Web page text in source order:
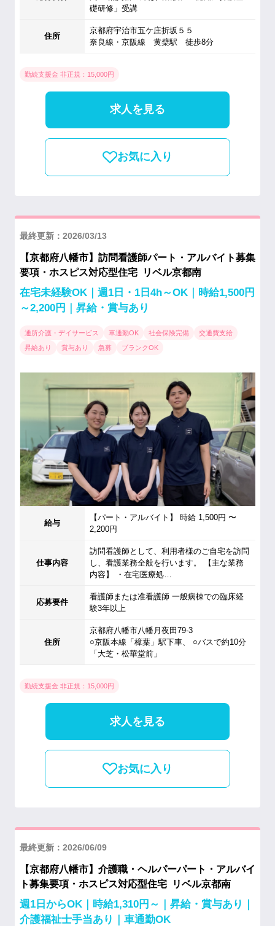
礎研修」受講
住所
京都府宇治市五ケ庄折坂５５
奈良線・京阪線 黄檗駅 徒歩8分
勤続支援金 非正規：15,000円
求人を見る
お気に入り
最終更新：2026/03/13
【京都府八幡市】訪問看護師パート・アルバイト募集
要項・ホスピス対応型住宅 リベル京都南
在宅未経験OK｜週1日・1日4h～OK｜時給1,500円
～2,200円｜昇給・賞与あり
通所介護・デイサービス 車通勤OK 社会保険完備
交通費支給
昇給あり
賞与あり 急募 ブランクOK
給与
【パート・アルバイト】 時給 1,500円 〜
2,200円
仕事内容
訪問看護師として、利用者様のご自宅を訪問
し、看護業務全般を行います。 【主な業務
内容】 ・在宅医療処…
応募要件
看護師または准看護師 一般病棟での臨床経
験3年以上
住所
京都府八幡市八幡月夜田79-3
○京阪本線「樟葉」駅下車、 ○バスで約10分
「大芝・松華堂前」
勤続支援金 非正規：15,000円
求人を見る
お気に入り
最終更新：2026/06/09
【京都府八幡市】介護職・ヘルパーパート・アルバイ
ト募集要項・ホスピス対応型住宅 リベル京都南
週1日からOK｜時給1,310円～｜昇給・賞与あり｜
介護福祉士手当あり｜車通勤OK